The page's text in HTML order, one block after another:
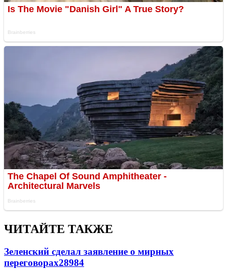
ЧИТАЙТЕ ТАКЖЕ
Зеленский сделал заявление о мирных
переговорах28984